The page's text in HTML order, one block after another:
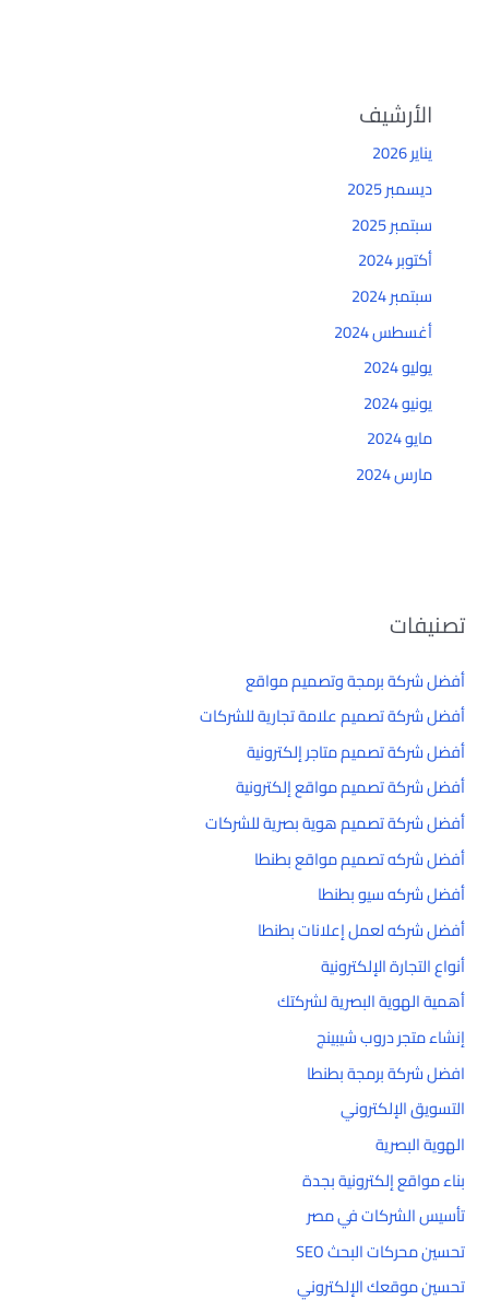
الأرشيف
يناير 2026
ديسمبر 2025
سبتمبر 2025
أكتوبر 2024
سبتمبر 2024
أغسطس 2024
يوليو 2024
يونيو 2024
مايو 2024
مارس 2024
تصنيفات
أفضل شركة برمجة وتصميم مواقع
أفضل شركة تصميم علامة تجارية للشركات
أفضل شركة تصميم متاجر إلكترونية
أفضل شركة تصميم مواقع إلكترونية
أفضل شركة تصميم هوية بصرية للشركات
أفضل شركه تصميم مواقع بطنطا
أفضل شركه سيو بطنطا
أفضل شركه لعمل إعلانات بطنطا
أنواع التجارة الإلكترونية
أهمية الهوية البصرية لشركتك
إنشاء متجر دروب شيبينج
افضل شركة برمجة بطنطا
التسويق الإلكتروني
الهوية البصرية
بناء مواقع إلكترونية بجدة
تأسيس الشركات في مصر
تحسين محركات البحث SEO
تحسين موقعك الإلكتروني